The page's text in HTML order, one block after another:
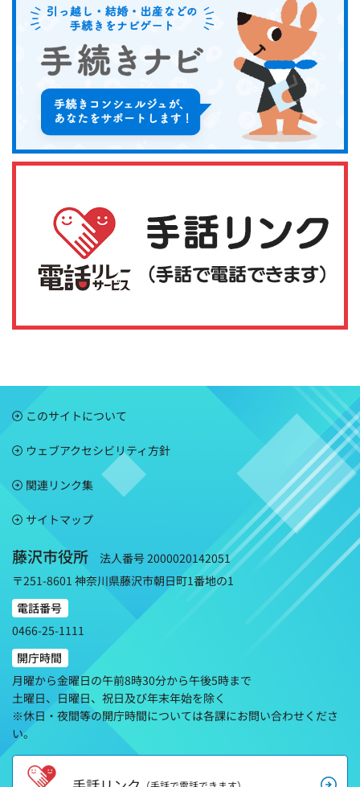
このサイトについて
ウェブアクセシビリティ方針
関連リンク集
サイトマップ
藤沢市役所
法人番号 2000020142051
〒251-8601 神奈川県藤沢市朝日町1番地の1
電話番号
0466-25-1111
開庁時間
月曜から金曜日の午前8時30分から午後5時まで
土曜日、日曜日、祝日及び年末年始を除く
※休日・夜間等の開庁時間については各課にお問い合わせくださ
い。